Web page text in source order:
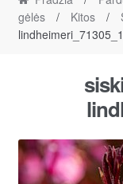
gėlės
/ Kitos /
lindheimeri_71305_1